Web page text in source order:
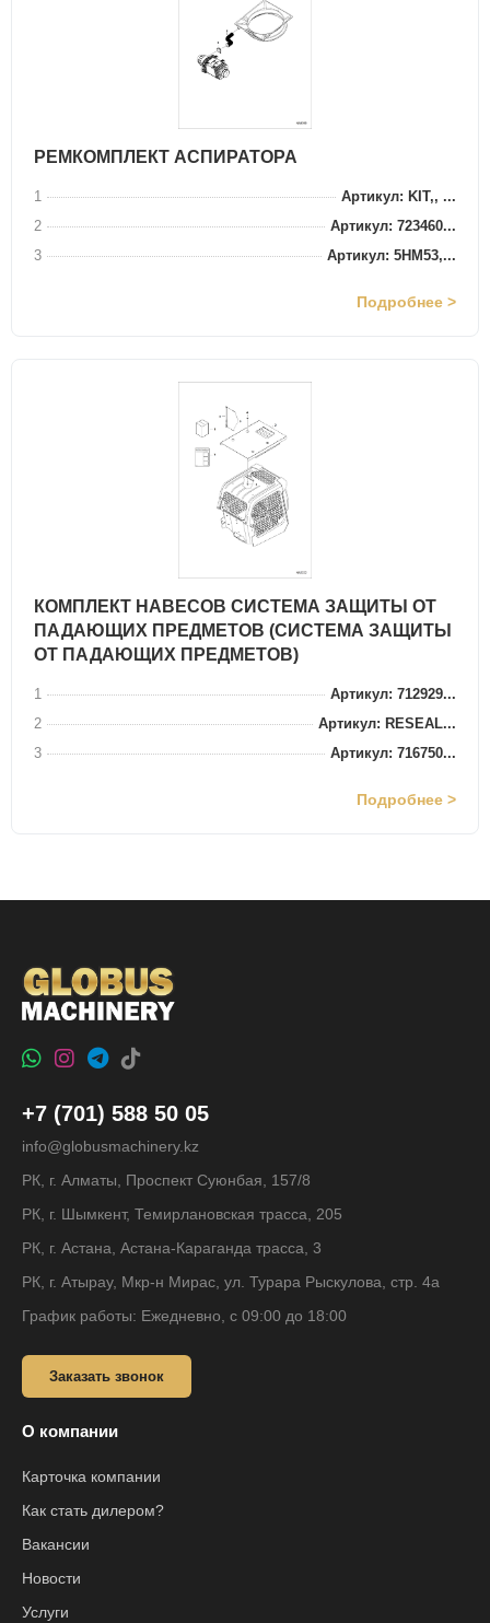
РЕМКОМПЛЕКТ АСПИРАТОРА
1
Артикул: KIT,, ...
2
Артикул: 723460...
3
Артикул: 5HM53,...
Подробнее >
КОМПЛЕКТ НАВЕСОВ СИСТЕМА ЗАЩИТЫ ОТ
ПАДАЮЩИХ ПРЕДМЕТОВ (СИСТЕМА ЗАЩИТЫ
ОТ ПАДАЮЩИХ ПРЕДМЕТОВ)
1
Артикул: 712929...
2
Артикул: RESEAL...
3
Артикул: 716750...
Подробнее >
+7 (701) 588 50 05
info@globusmachinery.kz
РК, г. Алматы, Проспект Суюнбая, 157/8
РК, г. Шымкент, Темирлановская трасса, 205
РК, г. Астана, Астана-Караганда трасса, 3
РК, г. Атырау, Мкр-н Мирас, ул. Турара Рыскулова, стр. 4а
График работы: Ежедневно, с 09:00 до 18:00
Заказать звонок
О компании
Карточка компании
Как стать дилером?
Вакансии
Новости
Услуги